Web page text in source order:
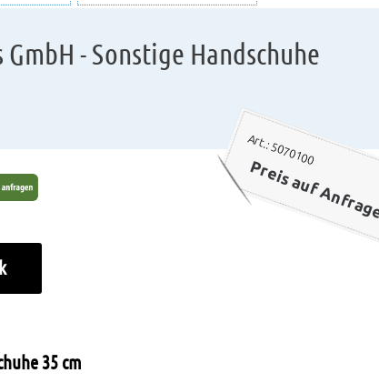
- Sonstige Handschuhe
35 cm
Art.: 5070100
Preis auf Anfrage